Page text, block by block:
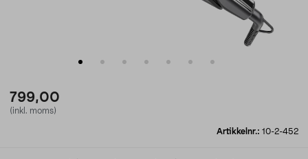
799,00
(inkl. moms)
Artikkelnr.: 10-2-452